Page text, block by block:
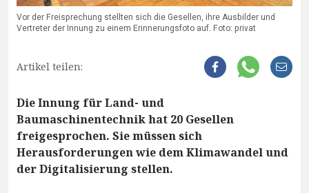
Vor der Freisprechung stellten sich die Gesellen, ihre Ausbilder und
Vertreter der Innung zu einem Erinnerungsfoto auf. Foto: privat
Artikel teilen:
Die Innung für Land- und
Baumaschinentechnik hat 20 Gesellen
freigesprochen. Sie müssen sich
Herausforderungen wie dem Klimawandel und
der Digitalisierung stellen.